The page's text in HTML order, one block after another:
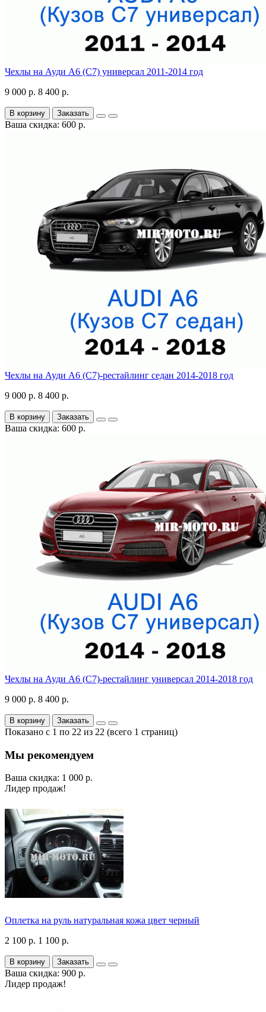
Чехлы на Ауди А6 (С7) универсал 2011-2014 год
9 000 р. 8 400 р.
В корзину Заказать
Ваша скидка: 600 р.
Чехлы на Ауди А6 (С7)-рестайлинг седан 2014-2018 год
9 000 р. 8 400 р.
В корзину Заказать
Ваша скидка: 600 р.
Чехлы на Ауди А6 (С7)-рестайлинг универсал 2014-2018 год
9 000 р. 8 400 р.
В корзину Заказать
Показано с 1 по 22 из 22 (всего 1 страниц)
Мы рекомендуем
Ваша скидка: 1 000 р.
Лидер продаж!
Оплетка на руль натуральная кожа цвет черный
2 100 р. 1 100 р.
В корзину Заказать
Ваша скидка: 900 р.
Лидер продаж!